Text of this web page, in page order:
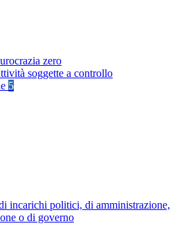
zero
soggette a controllo
5
incarichi politici, di amministrazione,
o di governo